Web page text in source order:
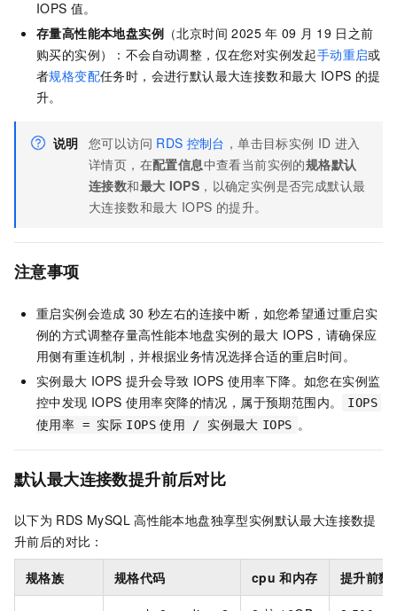
IOPS 值。
存量高性能本地盘实例 （北京时间 2025 年 09 月 19 日 之前
购买的实例）：不会自动调整，仅在您对实例发起手动重启或
者规格变配任务时，会进行默认最大连接数和最大 IOPS 的提
升。
说明 您可以访问 RDS 控制台 ，单击目标实例 ID 进入
详情页，在配置信息中查看当前实例的规格默认
连接数和最大 IOPS ，以确定实例是否完成默认最
大连接数和最大 IOPS 的提升。
注意事项
重启实例会造成 30 秒左右的连接中断，如您希望通过重启实
例的方式调整存量高性能本地盘实例的最大 IOPS，请确保应
用侧有重连机制，并根据业务情况选择合适的重启时间。
实例最大 IOPS 提升会导致 IOPS 使用率下降。如您在实例监
控中发现 IOPS 使用率突降的情况，属于预期范围内。
IOPS
使用率 = 实际 IOPS 使用 / 实例最大 IOPS 。
默认最大连接数提升前后对比
以下为 RDS MySQL 高性能本地盘独享型实例默认最大连接数提
升前后的对比：
规格族 规格代码 cpu 和内存 提升前数